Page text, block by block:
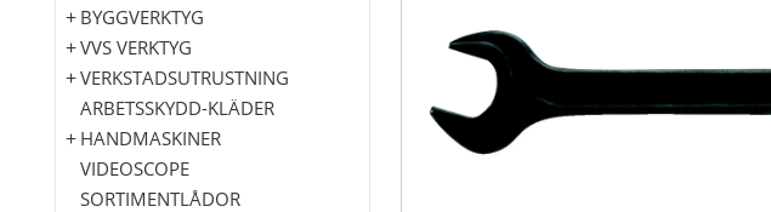
BYGGVERKTYG
VVS VERKTYG
VERKSTADSUTRUSTNING
ARBETSSKYDD-KLÄDER
HANDMASKINER
VIDEOSCOPE
SORTIMENTLÅDOR